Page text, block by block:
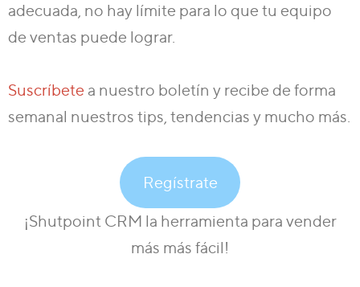
adecuada, no hay límite para lo que tu equipo
de ventas puede lograr.
Suscríbete a nuestro boletín y recibe de forma
semanal nuestros tips, tendencias y mucho más.
Regístrate
¡Shutpoint CRM la herramienta para vender
más más fácil!